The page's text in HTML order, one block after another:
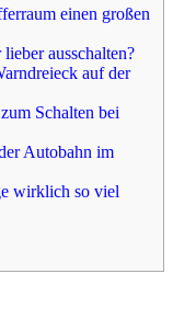
einen großen
ausschalten?
auf der
Schalten bei
Autobahn im
wirklich so viel